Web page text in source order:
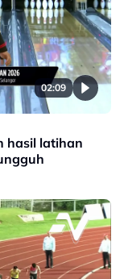
02:09
hasil latihan